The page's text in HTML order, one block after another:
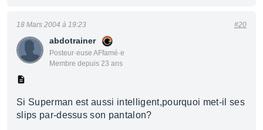
abdotrainer
Posteur·euse AFfamé·e
Membre depuis 23 ans
18 Mars 2004 à 19:23 #20
Si Superman est aussi intelligent,pourquoi met-il ses
slips par-dessus son pantalon?